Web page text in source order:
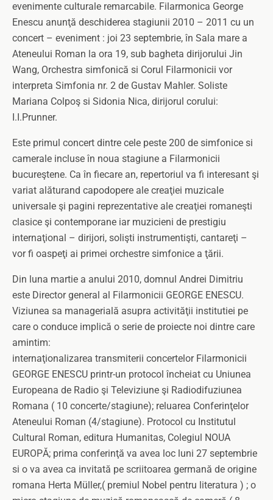
evenimente culturale remarcabile. Filarmonica George
Enescu anunţă deschiderea stagiunii 2010 – 2011 cu un
concert – eveniment : joi 23 septembrie, în Sala mare a
Ateneului Roman la ora 19, sub bagheta dirijorului Jin
Wang, Orchestra simfonică si Corul Filarmonicii vor
interpreta Simfonia nr. 2 de Gustav Mahler. Soliste
Mariana Colpoş si Sidonia Nica, dirijorul corului:
I.I.Prunner.
Este primul concert dintre cele peste 200 de simfonice si
camerale incluse în noua stagiune a Filarmonicii
bucureştene. Ca în fiecare an, repertoriul va fi interesant şi
variat alăturand capodopere ale creaţiei muzicale
universale şi pagini reprezentative ale creaţiei romaneşti
clasice şi contemporane iar muzicieni de prestigiu
internaţional – dirijori, solişti instrumentişti, cantareţi –
vor fi oaspeţi ai primei orchestre simfonice a ţării.
Din luna martie a anului 2010, domnul Andrei Dimitriu
este Director general al Filarmonicii GEORGE ENESCU.
Viziunea sa managerială asupra activităţii institutiei pe
care o conduce implică o serie de proiecte noi dintre care
amintim:
internaţionalizarea transmiterii concertelor Filarmonicii
GEORGE ENESCU printr-un protocol încheiat cu Uniunea
Europeana de Radio şi Televiziune şi Radiodifuziunea
Romana ( 10 concerte/stagiune); reluarea Conferinţelor
Ateneului Roman (4/stagiune). Protocol cu Institutul
Cultural Roman, editura Humanitas, Colegiul NOUA
EUROPĂ; prima conferinţă va avea loc luni 27 septembrie
si o va avea ca invitată pe scriitoarea germană de origine
romana Herta Müller,( premiul Nobel pentru literatura ) ; o